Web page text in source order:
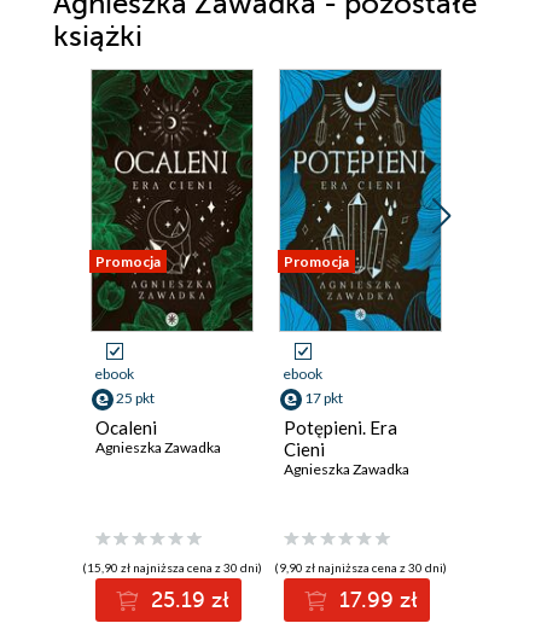
książki
Promocja
ebook
25 pkt
Ocaleni
Agnieszka Zawadka
(15,90 zł najniższa cena z 30 dni)
25.19 zł
Promocja
ebook
17 pkt
Potępieni. Era
Cieni
Agnieszka Zawadka
(9,90 zł najniższa cena z 30 dni)
17.99 zł